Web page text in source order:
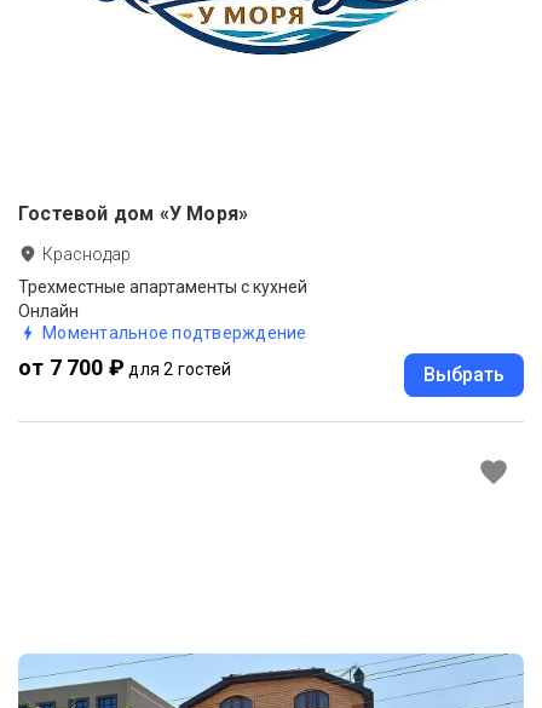
Гостевой дом «У Моря»
Краснодар
Трехместные апартаменты с кухней
Онлайн
Моментальное подтверждение
от 7 700 ₽ для 2 гостей Выбрать